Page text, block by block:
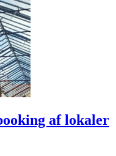
af lokaler